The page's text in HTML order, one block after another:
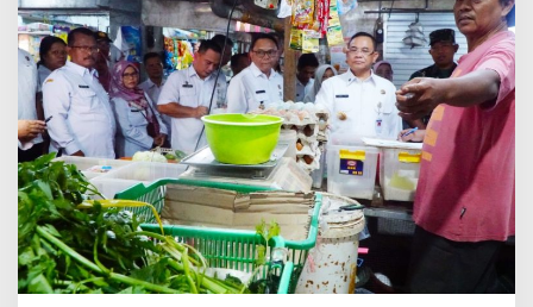
k
o
S
t
a
b
l
J
e
l
a
n
g